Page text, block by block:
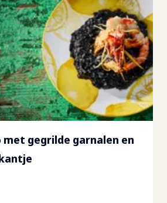
gegrilde garnalen en